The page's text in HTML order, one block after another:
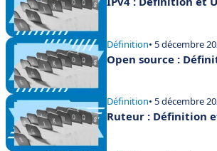
Définition• 5 décembre
Open source :
Définition• 5 décembre
Ruteur : Définition